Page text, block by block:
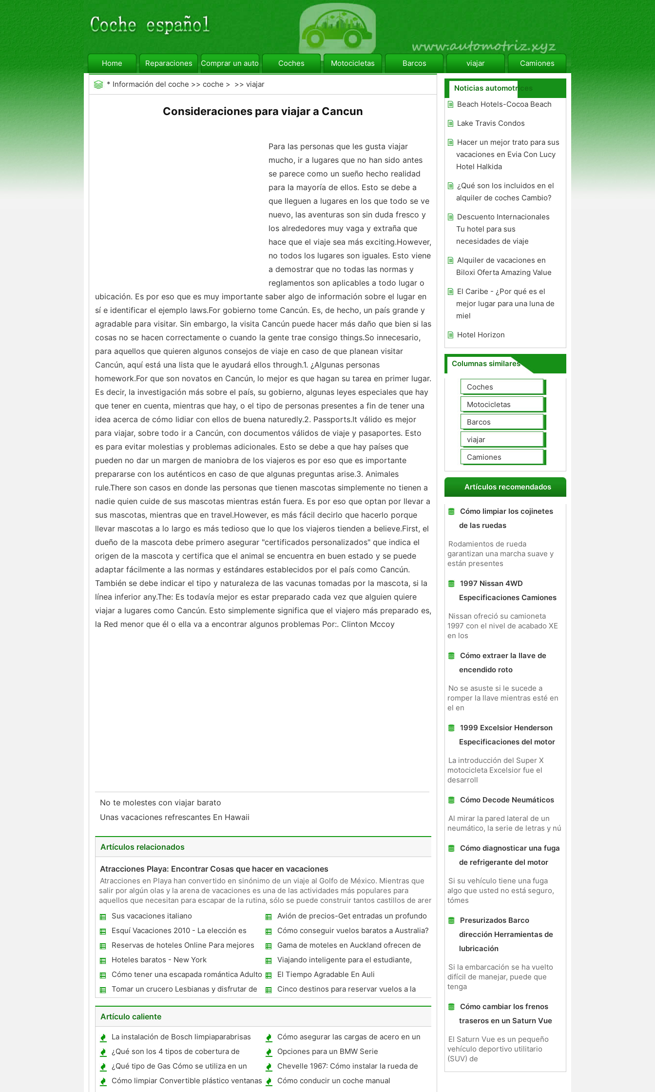
Home Reparaciones Comprar un automóvil Coches Motocicletas Barcos viajar Camiones
* Información del coche >> coche > >> viajar
Consideraciones para viajar a Cancun
Para las personas que les gusta viajar
mucho, ir a lugares que no han sido antes
se parece como un sueño hecho realidad
para la mayoría de ellos. Esto se debe a
que lleguen a lugares en los que todo se ve
nuevo, las aventuras son sin duda fresco y
los alrededores muy vaga y extraña que
hace que el viaje sea más exciting.However,
no todos los lugares son iguales. Esto viene
a demostrar que no todas las normas y
reglamentos son aplicables a todo lugar o
ubicación. Es por eso que es muy importante saber algo de información sobre el lugar en
sí e identificar el ejemplo laws.For gobierno tome Cancún. Es, de hecho, un país grande y
agradable para visitar. Sin embargo, la visita Cancún puede hacer más daño que bien si las
cosas no se hacen correctamente o cuando la gente trae consigo things.So innecesario,
para aquellos que quieren algunos consejos de viaje en caso de que planean visitar
Cancún, aquí está una lista que le ayudará ellos through.1. ¿Algunas personas
homework.For que son novatos en Cancún, lo mejor es que hagan su tarea en primer lugar.
Es decir, la investigación más sobre el país, su gobierno, algunas leyes especiales que hay
que tener en cuenta, mientras que hay, o el tipo de personas presentes a fin de tener una
idea acerca de cómo lidiar con ellos de buena naturedly.2. Passports.It válido es mejor
para viajar, sobre todo ir a Cancún, con documentos válidos de viaje y pasaportes. Esto
es para evitar molestias y problemas adicionales. Esto se debe a que hay países que
pueden no dar un margen de maniobra de los viajeros es por eso que es importante
prepararse con los auténticos en caso de que algunas preguntas arise.3. Animales
rule.There son casos en donde las personas que tienen mascotas simplemente no tienen a
nadie quien cuide de sus mascotas mientras están fuera. Es por eso que optan por llevar a
sus mascotas, mientras que en travel.However, es más fácil decirlo que hacerlo porque
llevar mascotas a lo largo es más tedioso que lo que los viajeros tienden a believe.First, el
dueño de la mascota debe primero asegurar "certificados personalizados" que indica el
origen de la mascota y certifica que el animal se encuentra en buen estado y se puede
adaptar fácilmente a las normas y estándares establecidos por el país como Cancún.
También se debe indicar el tipo y naturaleza de las vacunas tomadas por la mascota, si la
línea inferior any.The: Es todavía mejor es estar preparado cada vez que alguien quiere
viajar a lugares como Cancún. Esto simplemente significa que el viajero más preparado es,
la Red menor que él o ella va a encontrar algunos problemas Por:. Clinton Mccoy
No te molestes con viajar barato
Unas vacaciones refrescantes En Hawaii
Artículos relacionados
Atracciones Playa: Encontrar Cosas que hacer en vacaciones
Atracciones en Playa han convertido en sinónimo de un viaje al Golfo de México. Mientras que
salir por algún olas y la arena de vacaciones es una de las actividades más populares para
aquellos que necesitan para escapar de la rutina, sólo se puede construir tantos castillos de arena
Sus vacaciones italiano
Avión de precios-Get entradas un profundo
descuento en su próximo vuelo
Esquí Vacaciones 2010 - La elección es
grande
Cómo conseguir vuelos baratos a Australia?
Reservas de hoteles Online Para mejores
hoteles en Delhi
Gama de moteles en Auckland ofrecen de
todo para los viajeros de negocios y turistas
Hoteles baratos - New York
Viajando inteligente para el estudiante,
tarjeta Bbh club Style
Cómo tener una escapada romántica Adulto
El Tiempo Agradable En Auli
Tomar un crucero Lesbianas y disfrutar de
ella
Cinco destinos para reservar vuelos a la
India!
Artículo caliente
La instalación de Bosch limpiaparabrisas
Cómo asegurar las cargas de acero en un
plano
¿Qué son los 4 tipos de cobertura de
seguro de vehículo?
Opciones para un BMW Serie
¿Qué tipo de Gas Cómo se utiliza en un
motor Super Charger ?
Chevelle 1967: Cómo instalar la rueda de
madera
Cómo limpiar Convertible plástico ventanas
Cómo conducir un coche manual
Noticias automotrices
Beach Hotels-Cocoa Beach
Lake Travis Condos
Hacer un mejor trato para sus
vacaciones en Evia Con Lucy
Hotel Halkida
¿Qué son los incluidos en el
alquiler de coches Cambio?
Descuento Internacionales
Tu hotel para sus
necesidades de viaje
Alquiler de vacaciones en
Biloxi Oferta Amazing Value
El Caribe - ¿Por qué es el
mejor lugar para una luna de
miel
Hotel Horizon
Columnas similares
Coches
Motocicletas
Barcos
viajar
Camiones
Artículos recomendados
Cómo limpiar los cojinetes
de las ruedas
Rodamientos de rueda
garantizan una marcha suave y
están presentes
1997 Nissan 4WD
Especificaciones Camiones
Nissan ofreció su camioneta
1997 con el nivel de acabado XE
en los
Cómo extraer la llave de
encendido roto
No se asuste si le sucede a
romper la llave mientras esté en
el en
1999 Excelsior Henderson
Especificaciones del motor
La introducción del Super X
motocicleta Excelsior fue el
desarroll
Cómo Decode Neumáticos
Al mirar la pared lateral de un
neumático, la serie de letras y nú
Cómo diagnosticar una fuga
de refrigerante del motor
Si su vehículo tiene una fuga
algo que usted no está seguro,
tómes
Presurizados Barco
dirección Herramientas de
lubricación
Si la embarcación se ha vuelto
difícil de manejar, puede que
tenga
Cómo cambiar los frenos
traseros en un Saturn Vue
El Saturn Vue es un pequeño
vehículo deportivo utilitario
(SUV) de